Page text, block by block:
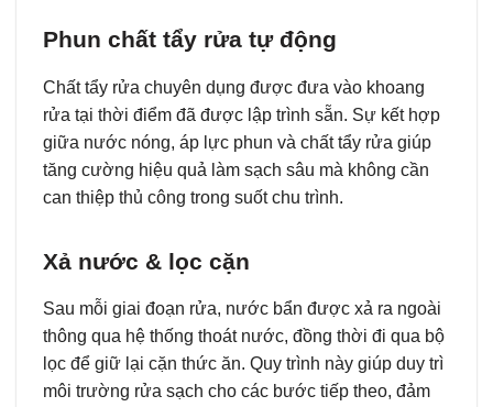
Phun chất tẩy rửa tự động
Chất tẩy rửa chuyên dụng được đưa vào khoang
rửa tại thời điểm đã được lập trình sẵn. Sự kết hợp
giữa nước nóng, áp lực phun và chất tẩy rửa giúp
tăng cường hiệu quả làm sạch sâu mà không cần
can thiệp thủ công trong suốt chu trình.
Xả nước & lọc cặn
Sau mỗi giai đoạn rửa, nước bẩn được xả ra ngoài
thông qua hệ thống thoát nước, đồng thời đi qua bộ
lọc để giữ lại cặn thức ăn. Quy trình này giúp duy trì
môi trường rửa sạch cho các bước tiếp theo, đảm